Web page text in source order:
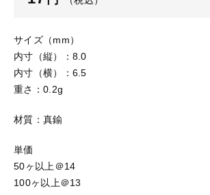
サイズ（mm）
内寸（縦）：8.0
内寸（横）：6.5
重さ：0.2g
材質：真鍮
単価
50ヶ以上＠14
100ヶ以上＠13
【表金具】 透かしパーツ
【表金具】 平板
【表金具】 プレート
【留め金具】 ブローチピン
【留め金具】 丸カン・小判カン
【留め金具】 指輪